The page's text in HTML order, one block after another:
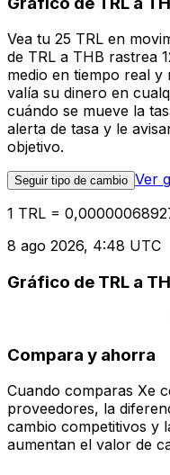
Vea tu 25 TRL en
de TRL a THB rastrea
medio en tiempo real
valía su dinero en
cuándo se mueve la
alerta de tasa y le
objetivo.
Seguir tipo de cambio Ver
1 TRL =
8 ago 2026, 4:48 UTC
Gráfico de TRL a
Compara y ahorra
Cuando comparas Xe
proveedores, la
cambio competitivos y
aumentan el valor de